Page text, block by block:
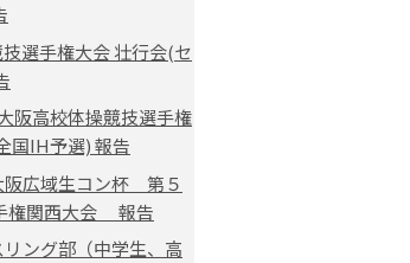
選手権大会 壮行会(セ
高校体操競技選手権
国IH予選) 報告
阪広域生コン杯 第５
権関西大会 報告
ング部（中学生、高